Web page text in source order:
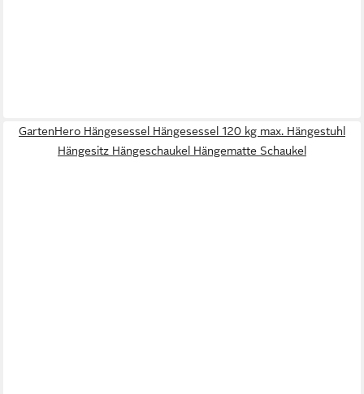
GartenHero Hängesessel Hängesessel 120 kg max. Hängestuhl
Hängesitz Hängeschaukel Hängematte Schaukel